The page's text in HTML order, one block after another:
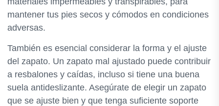
mantener tus pies secos y cómodos en condiciones
adversas.
También es esencial considerar la forma y el ajuste
del zapato. Un zapato mal ajustado puede contribuir
a resbalones y caídas, incluso si tiene una buena
suela antideslizante. Asegúrate de elegir un zapato
que se ajuste bien y que tenga suficiente soporte